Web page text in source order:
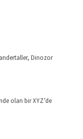
Dinozor
olan bir XYZ’de